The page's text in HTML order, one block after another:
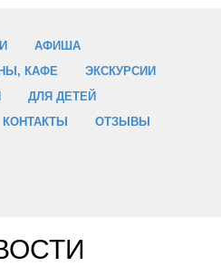
АФИША
КАФЕ
ЭКСКУРСИИ
ДЛЯ ДЕТЕЙ
КОНТАКТЫ ОТЗЫВЫ